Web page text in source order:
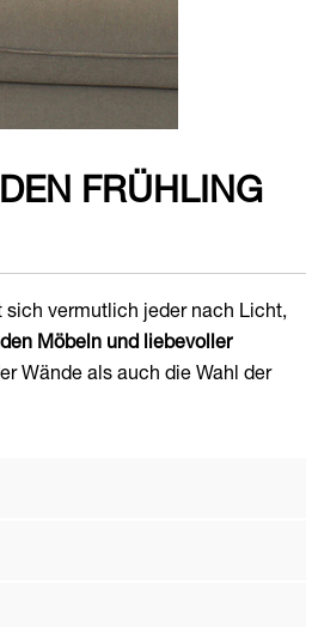
FRÜHLING
sich vermutlich jeder nach Licht,
Möbeln und liebevoller
Wände als auch die Wahl der